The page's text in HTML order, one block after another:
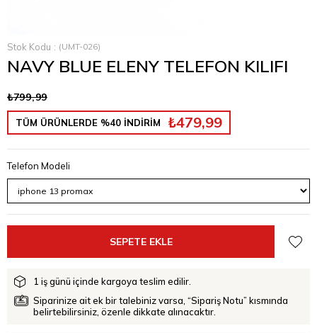
Stok Kodu (UMT-026)
NAVY BLUE ELENY TELEFON KILIFI
₺799,99
TÜM ÜRÜNLERDE %40 İNDİRİM ₺479,99
Telefon Modeli
1 iş günü içinde kargoya teslim edilir.
Siparinize ait ek bir talebiniz varsa, “Sipariş Notu” kısmında
belirtebilirsiniz, özenle dikkate alınacaktır.